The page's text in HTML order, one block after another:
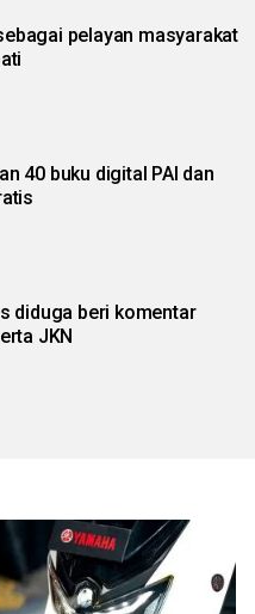
pelayan masyarakat
40 buku digital PAI dan
diduga beri komentar
JKN